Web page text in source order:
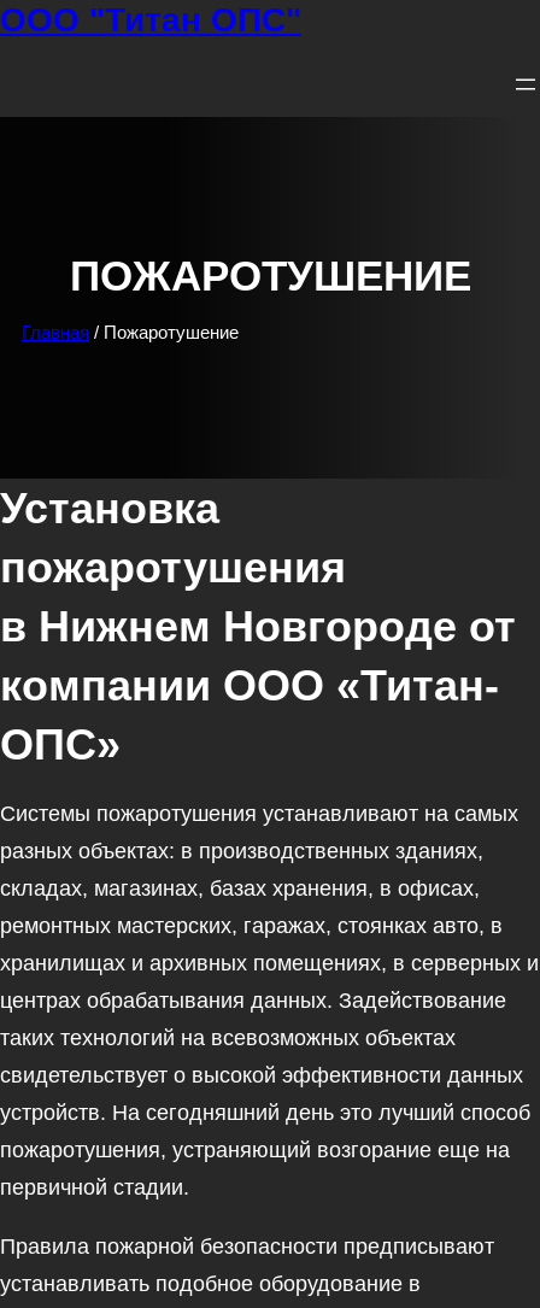
Перейти
ООО "Титан ОПС"
ПОЖАРОТУШЕНИЕ
Главная / Пожаротушение
Установка
пожаротушения
в Нижнем Новгороде от
компании ООО «Титан-
ОПС»
Системы пожаротушения устанавливают на самых
разных объектах: в производственных зданиях,
складах, магазинах, базах хранения, в офисах,
ремонтных мастерских, гаражах, стоянках авто, в
хранилищах и архивных помещениях, в серверных и
центрах обрабатывания данных. Задействование
таких технологий на всевозможных объектах
свидетельствует о высокой эффективности данных
устройств. На сегодняшний день это лучший способ
пожаротушения, устраняющий возгорание еще на
первичной стадии.
Правила пожарной безопасности предписывают
устанавливать подобное оборудование в